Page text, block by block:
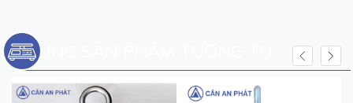
NHỮNG SẢN PHẨM TƯƠNG TỰ